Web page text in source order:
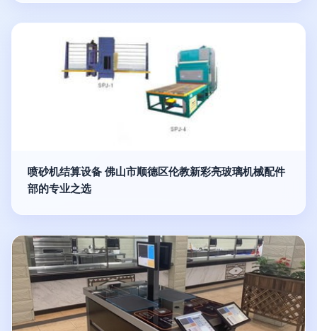
喷砂机结算设备 佛山市顺德区伦教新彩亮玻璃机械配件
部的专业之选